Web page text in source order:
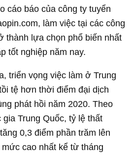
cáo báo của công ty tuyển
làm việc tại các công
thành lựa chọn phổ biến nhất
tốt nghiệp năm nay.
triển vọng việc làm ở Trung
tệ hơn thời điểm đại dịch
phát hồi năm 2020. Theo
Trung Quốc, tỷ lệ thất
0,3 điểm phần trăm lên
cao nhất kể từ tháng